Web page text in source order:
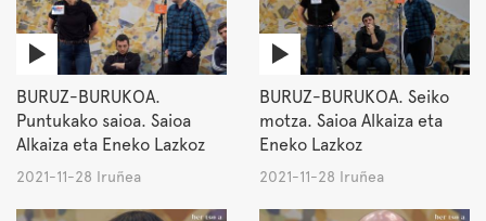
BURUZ-BURUKOA.
Puntukako saioa. Saioa
Alkaiza eta Eneko Lazkoz
2021-11-28 Iruñea
BURUZ-BURUKOA. Seiko
motza. Saioa Alkaiza eta
Eneko Lazkoz
2021-11-28 Iruñea